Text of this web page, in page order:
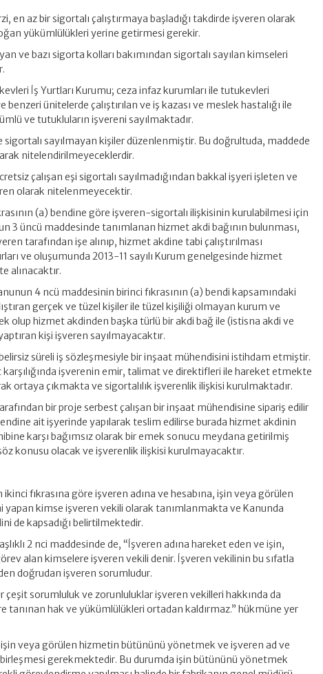
en az bir sigortalı çalıştırmaya başladığı takdirde işveren olarak
yükümlülükleri yerine getirmesi gerekir.
ve bazı sigorta kolları bakımından sigortalı sayılan kimseleri
İş Yurtları Kurumu; ceza infaz kurumları ile tutukevleri
ünitelerde çalıştırılan ve iş kazası ve meslek hastalığı ile
ve tutukluların işvereni sayılmaktadır.
sigortalı sayılmayan kişiler düzenlenmiştir. Bu doğrultuda, maddede
nitelendirilmeyeceklerdir.
çalışan eşi sigortalı sayılmadığından bakkal işyeri işleten ve
olarak nitelenmeyecektir.
(a) bendine göre işveren-sigortalı ilişkisinin kurulabilmesi için
3 üncü maddesinde tanımlanan hizmet akdi bağının bulunması,
tarafından işe alınıp, hizmet akdine tabi çalıştırılması
ve oluşumunda 2013-11 sayılı Kurum genelgesinde hizmet
alınacaktır.
4 ncü maddesinin birinci fıkrasının (a) bendi kapsamındaki
gerçek ve tüzel kişiler ile tüzel kişiliği olmayan kurum ve
olup hizmet akdinden başka türlü bir akdi bağ ile (istisna akdi ve
kişi işveren sayılmayacaktır.
süreli iş sözleşmesiyle bir inşaat mühendisini istihdam etmiştir.
işverenin emir, talimat ve direktifleri ile hareket etmekte
ortaya çıkmakta ve sigortalılık işverenlik ilişkisi kurulmaktadır.
bir proje serbest çalışan bir inşaat mühendisine sipariş edilir
ait işyerinde yapılarak teslim edilirse burada hizmet akdinin
karşı bağımsız olarak bir emek sonucu meydana getirilmiş
konusu olacak ve işverenlik ilişkisi kurulmayacaktır.
ikinci fıkrasına göre işveren adına ve hesabına, işin veya görülen
kimse işveren vekili olarak tanımlanmakta ve Kanunda
de kapsadığı belirtilmektedir.
2 nci maddesinde de, “İşveren adına hareket eden ve işin,
alan kimselere işveren vekili denir. İşveren vekilinin bu sıfatla
doğrudan işveren sorumludur.
sorumluluk ve zorunluluklar işveren vekilleri hakkında da
tanınan hak ve yükümlülükleri ortadan kaldırmaz.” hükmüne yer
veya görülen hizmetin bütününü yönetmek ve işveren ad ve
gerekmektedir. Bu durumda işin bütününü yönetmek